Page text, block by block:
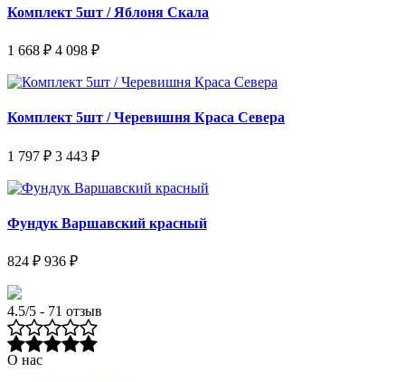
Комплект 5шт / Яблоня Скала
1 668 ₽ 4 098 ₽
Комплект 5шт / Черевишня Краса Севера
1 797 ₽ 3 443 ₽
Фундук Варшавский красный
824 ₽ 936 ₽
4.5/5 - 71 отзыв
О нас